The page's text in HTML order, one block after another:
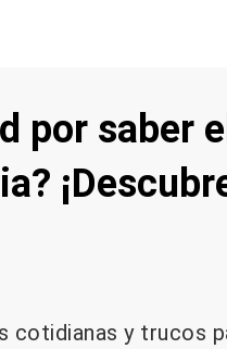
por saber
cotidianas y trucos